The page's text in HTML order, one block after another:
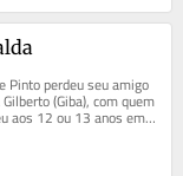
Pinto perdeu seu amigo
(Giba), com quem
aos 12 ou 13 anos em